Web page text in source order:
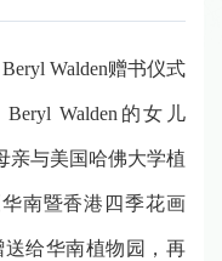
Walden赠书仪式
Walden的女儿
亲与美国哈佛大学植
南暨香港四季花画
给华南植物园，再